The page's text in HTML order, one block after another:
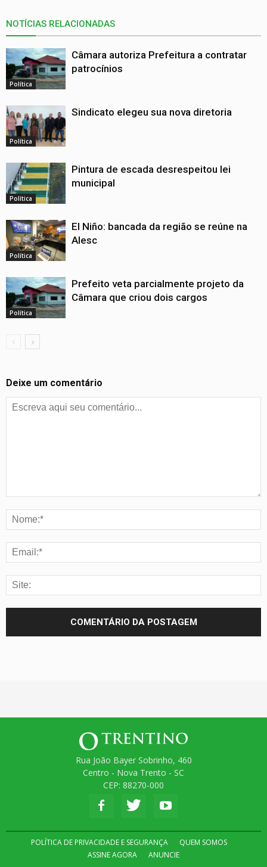
NOTÍCIAS RELACIONADAS
Política
Câmara autoriza Prefeitura a contratar
patrocínios
Política
Sindicato elegeu sua nova diretoria
Política
Pintura de escada desrespeitou lei
municipal
Política
El Niño: bancada da região se reúne na
Alesc
Política
Prefeito veta parcialmente projeto da
Câmara que criou dois cargos
Deixe um comentário
Rua João Bayer Sobrinho, 460
Centro - Nova Trento - SC
CEP: 88270-000
POLÍTICA DE PRIVACIDADE E SEGURANÇA
QUEM SOMOS
ASSINE AGORA
ANUNCIE